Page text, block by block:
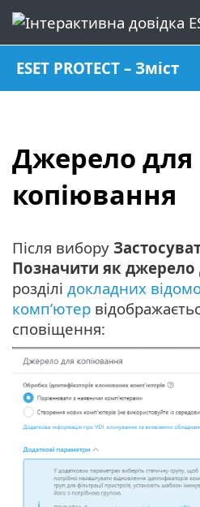
ESET PROTECT – Зміст
Джерело для
копіювання
Після вибору
Позначити як джерело
розділі докладних
комп’ютер
сповіщення: